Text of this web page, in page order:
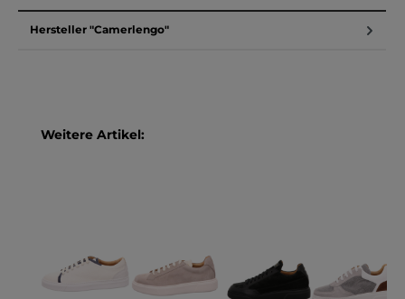
Hersteller "Camerlengo"
Produktgalerie überspringen
Weitere Artikel: